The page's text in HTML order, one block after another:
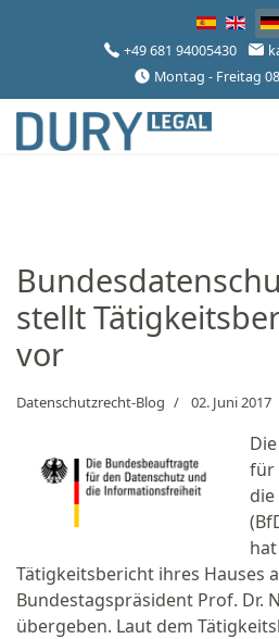
Sprache
+49 681 94005430
Montag - Freitag
stellt
vor
Datenschutzrecht-Blog 02. Juni 2017
für
Tätigkeitsbericht ihres Hauses
Bundestagspräsident Prof. Dr.
übergeben. Laut dem